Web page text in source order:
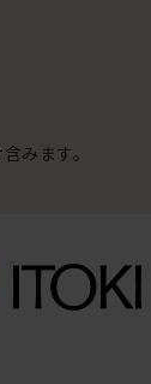
みます。